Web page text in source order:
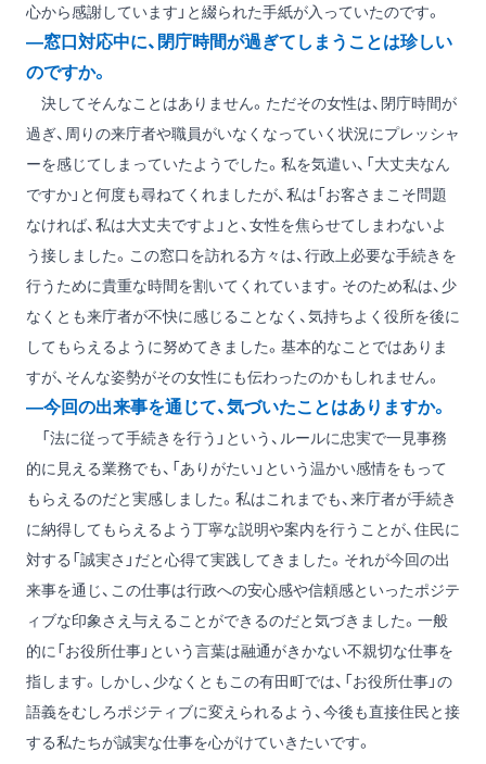
心から感謝しています」と綴られた手紙が入っていたのです。
―窓口対応中に、閉庁時間が過ぎてしまうことは珍しい
のですか。
決してそんなことはありません。ただその女性は、閉庁時間が
過ぎ、周りの来庁者や職員がいなくなっていく状況にプレッシャ
ーを感じてしまっていたようでした。私を気遣い、「大丈夫なん
ですか」と何度も尋ねてくれましたが、私は「お客さまこそ問題
なければ、私は大丈夫ですよ」と、女性を焦らせてしまわないよ
う接しました。この窓口を訪れる方々は、行政上必要な手続きを
行うために貴重な時間を割いてくれています。そのため私は、少
なくとも来庁者が不快に感じることなく、気持ちよく役所を後に
してもらえるように努めてきました。基本的なことではありま
すが、そんな姿勢がその女性にも伝わったのかもしれません。
―今回の出来事を通じて、気づいたことはありますか。
「法に従って手続きを行う」という、ルールに忠実で一見事務
的に見える業務でも、「ありがたい」という温かい感情をもって
もらえるのだと実感しました。私はこれまでも、来庁者が手続き
に納得してもらえるよう丁寧な説明や案内を行うことが、住民に
対する「誠実さ」だと心得て実践してきました。それが今回の出
来事を通じ、この仕事は行政への安心感や信頼感といったポジテ
ィブな印象さえ与えることができるのだと気づきました。一般
的に「お役所仕事」という言葉は融通がきかない不親切な仕事を
指します。しかし、少なくともこの有田町では、「お役所仕事」の
語義をむしろポジティブに変えられるよう、今後も直接住民と接
する私たちが誠実な仕事を心がけていきたいです。